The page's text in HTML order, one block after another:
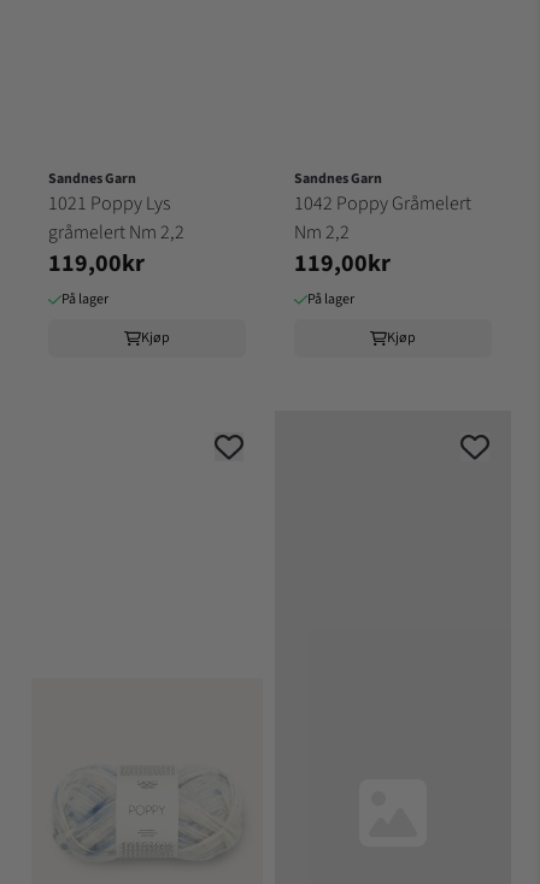
Sandnes Garn
1021 Poppy Lys
gråmelert Nm 2,2
119,00kr
På lager
Kjøp
Sandnes Garn
1042 Poppy Gråmelert
Nm 2,2
119,00kr
På lager
Kjøp